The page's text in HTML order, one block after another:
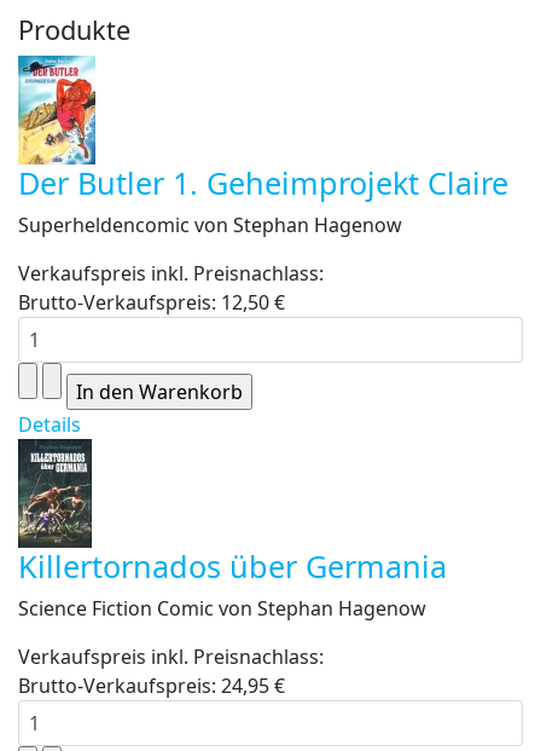
Produkte
Der Butler 1. Geheimprojekt Claire
Superheldencomic von Stephan Hagenow
Verkaufspreis inkl. Preisnachlass:
Brutto-Verkaufspreis: 12,50 €
Details
Killertornados über Germania
Science Fiction Comic von Stephan Hagenow
Verkaufspreis inkl. Preisnachlass:
Brutto-Verkaufspreis: 24,95 €